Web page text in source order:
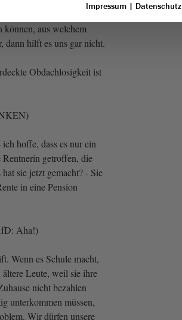
Realität vor Ort nicht
können, aus welchem
dann hilft es uns gar nicht.
Obdachlosigkeit ist
hoffe, dass es nur ein
getroffen, die
sie jetzt gemacht? - Sie
in eine Pension
Aha!)
Wenn es Schule macht,
Leute, weil sie ihre
nicht bezahlen
unterkommen müssen,
Wir dürfen unsere
Impressum | Datenschutz